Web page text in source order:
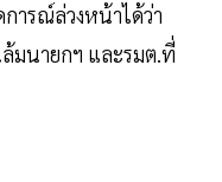
การณ์ล่วงหน้าได้ว่า
ล้มนายกฯ และรมต.ที่